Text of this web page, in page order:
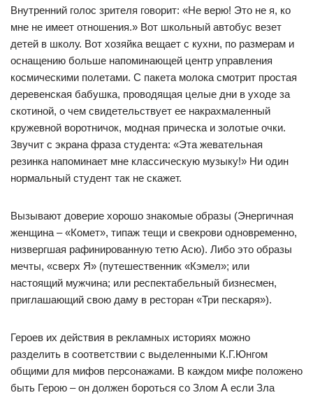
Внутренний голос зрителя говорит: «Не верю! Это не я, ко
мне не имеет отношения.» Вот школьный автобус везет
детей в школу. Вот хозяйка вещает с кухни, по размерам и
оснащению больше напоминающей центр управления
космическими полетами. С пакета молока смотрит простая
деревенская бабушка, проводящая целые дни в уходе за
скотиной, о чем свидетельствует ее накрахмаленный
кружевной воротничок, модная прическа и золотые очки.
Звучит с экрана фраза студента: «Эта жевательная
резинка напоминает мне классическую музыку!» Ни один
нормальный студент так не скажет.
Вызывают доверие хорошо знакомые образы (Энергичная
женщина – «Комет», типаж тещи и свекрови одновременно,
низвергшая рафинированную тетю Асю). Либо это образы
мечты, «сверх Я» (путешественник «Кэмел»; или
настоящий мужчина; или респектабельный бизнесмен,
приглашающий свою даму в ресторан «Три пескаря»).
Героев их действия в рекламных историях можно
разделить в соответствии с выделенными К.Г.Юнгом
общими для мифов персонажами. В каждом мифе положено
быть Герою – он должен бороться со Злом А если Зла